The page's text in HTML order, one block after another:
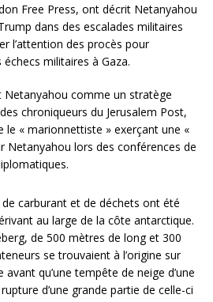
Free Press, ont décrit Netanyahou
dans des escalades militaires
l’attention des procès pour
militaires à Gaza.
Netanyahou comme un stratège
chroniqueurs du Jerusalem Post,
« marionnettiste » exerçant une «
Netanyahou lors des conférences de
carburant et de déchets ont été
au large de la côte antarctique.
de 500 mètres de long et 300
se trouvaient à l’origine sur
qu’une tempête de neige d’une
d’une grande partie de celle-ci